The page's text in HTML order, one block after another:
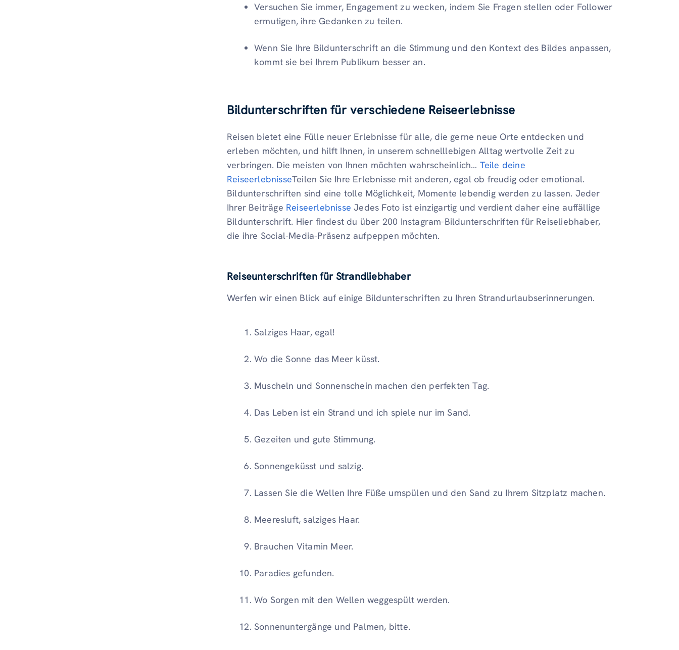
Versuchen Sie immer, Engagement zu wecken, indem Sie Fragen stellen oder Follower
ermutigen, ihre Gedanken zu teilen.
Wenn Sie Ihre Bildunterschrift an die Stimmung und den Kontext des Bildes anpassen,
kommt sie bei Ihrem Publikum besser an.
Bildunterschriften für verschiedene Reiseerlebnisse
Reisen bietet eine Fülle neuer Erlebnisse für alle, die gerne neue Orte entdecken und
erleben möchten, und hilft Ihnen, in unserem schnelllebigen Alltag wertvolle Zeit zu
verbringen. Die meisten von Ihnen möchten wahrscheinlich… Teile deine
ReiseerlebnisseTeilen Sie Ihre Erlebnisse mit anderen, egal ob freudig oder emotional.
Bildunterschriften sind eine tolle Möglichkeit, Momente lebendig werden zu lassen. Jeder
Ihrer Beiträge Reiseerlebnisse Jedes Foto ist einzigartig und verdient daher eine auffällige
Bildunterschrift. Hier findest du über 200 Instagram-Bildunterschriften für Reiseliebhaber,
die ihre Social-Media-Präsenz aufpeppen möchten.
Reiseunterschriften für Strandliebhaber
Werfen wir einen Blick auf einige Bildunterschriften zu Ihren Strandurlaubserinnerungen.
Salziges Haar, egal!
Wo die Sonne das Meer küsst.
Muscheln und Sonnenschein machen den perfekten Tag.
Das Leben ist ein Strand und ich spiele nur im Sand.
Gezeiten und gute Stimmung.
Sonnengeküsst und salzig.
Lassen Sie die Wellen Ihre Füße umspülen und den Sand zu Ihrem Sitzplatz machen.
Meeresluft, salziges Haar.
Brauchen Vitamin Meer.
Paradies gefunden.
Wo Sorgen mit den Wellen weggespült werden.
Sonnenuntergänge und Palmen, bitte.